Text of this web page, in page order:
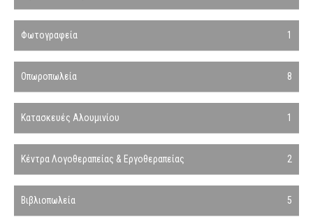
Φωτογραφεία 1
Οπωροπωλεία 8
Κατασκευές Αλουμινίου 1
Κέντρα Λογοθεραπείας & Εργοθεραπείας 2
Βιβλιοπωλεία 5